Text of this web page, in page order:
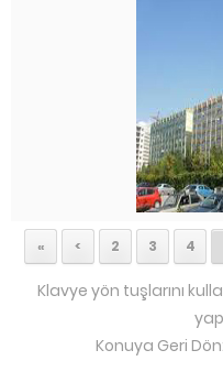
« < 2 3 4
Klavye yön tuşlarını
Konuya Geri Dön: